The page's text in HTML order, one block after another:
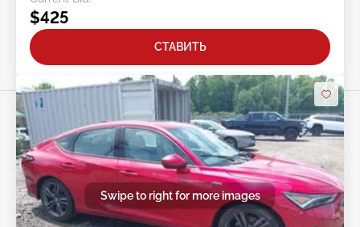
$425
СТАВИТЬ
Swipe to right for more images